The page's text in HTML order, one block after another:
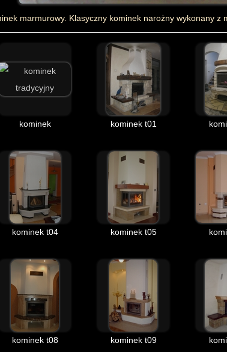
marmurowy. Klasyczny kominek narożny wykonany z
kominek kominek t01
kominek t04 kominek t05
kominek t08 kominek t09